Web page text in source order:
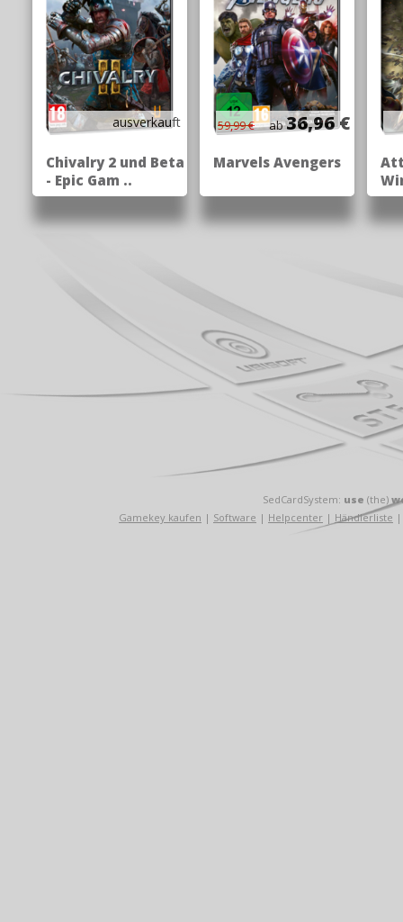
ausverkauft
Chivalry 2 und Beta
- Epic Gam ..
59,99 € ab36,96 €
Marvels Avengers
SedCardSystem: use (the)
Gamekey kaufen | Software | Helpcenter | Händlerliste